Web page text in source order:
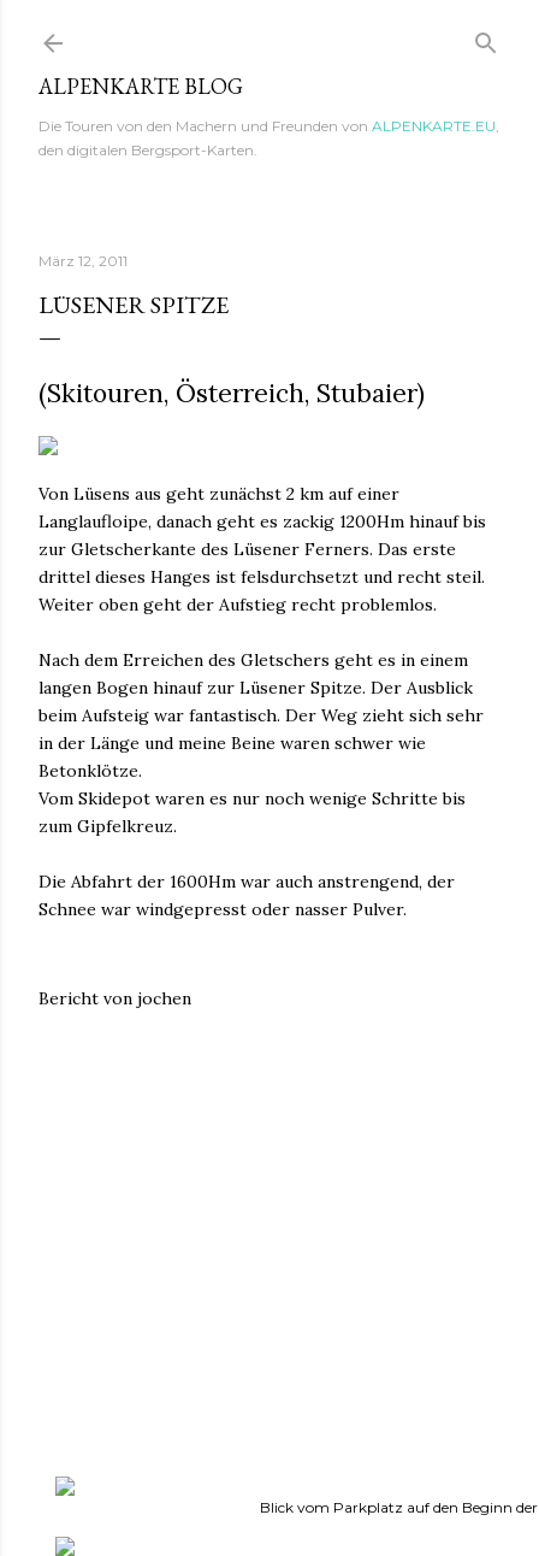
Direkt zum Hauptbereich
ALPENKARTE BLOG
Die Touren von den Machern und Freunden von ALPENKARTE.EU,
den digitalen Bergsport-Karten.
März 12, 2011
LÜSENER SPITZE
(Skitouren, Österreich, Stubaier)
Von Lüsens aus geht zunächst 2 km auf einer
Langlaufloipe, danach geht es zackig 1200Hm hinauf bis
zur Gletscherkante des Lüsener Ferners. Das erste
drittel dieses Hanges ist felsdurchsetzt und recht steil.
Weiter oben geht der Aufstieg recht problemlos.
Nach dem Erreichen des Gletschers geht es in einem
langen Bogen hinauf zur Lüsener Spitze. Der Ausblick
beim Aufsteig war fantastisch. Der Weg zieht sich sehr
in der Länge und meine Beine waren schwer wie
Betonklötze.
Vom Skidepot waren es nur noch wenige Schritte bis
zum Gipfelkreuz.
Die Abfahrt der 1600Hm war auch anstrengend, der
Schnee war windgepresst oder nasser Pulver.
Bericht von jochen
Blick vom Parkplatz auf den Beginn